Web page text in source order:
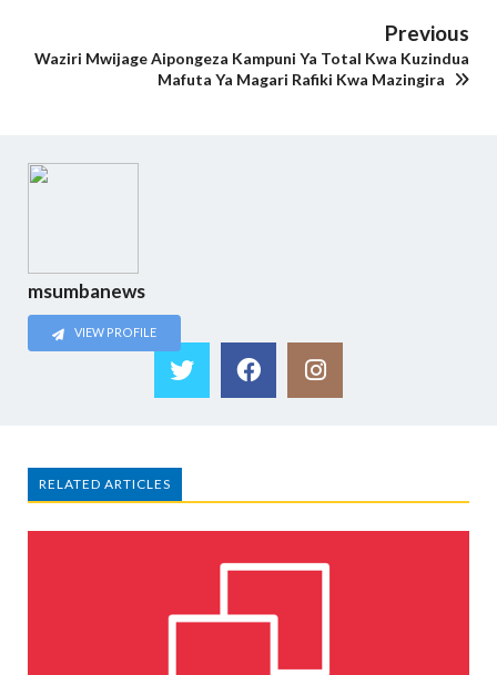
Previous
Waziri Mwijage Aipongeza Kampuni Ya Total Kwa Kuzindua
Mafuta Ya Magari Rafiki Kwa Mazingira
msumbanews
VIEW PROFILE
RELATED ARTICLES